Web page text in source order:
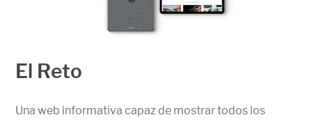
El Reto
Una web informativa capaz de mostrar todos los